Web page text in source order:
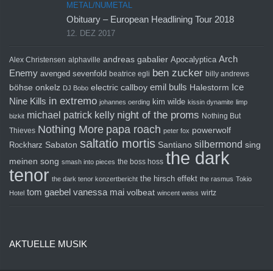
METAL/NUMETAL
Obituary – European Headlining Tour 2018
12. DEZ 2017
Alex Christensen alphaville andreas gabalier Apocalyptica Arch
Enemy avenged sevenfold beatrice egli ben zucker billy andrews
böhse onkelz DJ Bobo electric callboy emil bulls Halestorm Ice
Nine Kills in extremo johannes oerding kim wilde kissin dynamite limp
bizkit michael patrick kelly night of the proms Nothing But
Thieves Nothing More papa roach peter fox powerwolf
Rockharz Sabaton saltatio mortis Santiano silbermond sing
meinen song smash into pieces the boss hoss the dark
tenor the dark tenor konzertbericht the hirsch effekt the rasmus Tokio
Hotel tom gaebel vanessa mai volbeat wincent weiss wirtz
AKTUELLE MUSIK